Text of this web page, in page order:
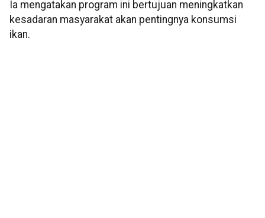
Ia mengatakan program ini bertujuan meningkatkan
kesadaran masyarakat akan pentingnya konsumsi
ikan.